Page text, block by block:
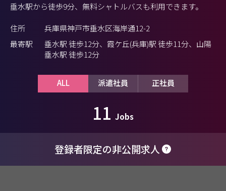
垂水駅から徒歩9分、無料シャトルバスも利用できます。
住所
兵庫県神戸市垂水区海岸通12-2
最寄駅
垂水駅 徒歩12分、霞ケ丘(兵庫)駅 徒歩11分、山陽
垂水駅 徒歩12分
ALL 派遣社員 正社員
11 Jobs
登録者限定の非公開求人